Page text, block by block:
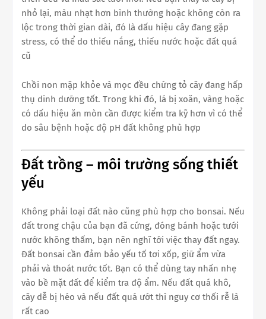
nhỏ lại, màu nhạt hơn bình thường hoặc không còn ra
lộc trong thời gian dài, đó là dấu hiệu cây đang gặp
stress, có thể do thiếu nắng, thiếu nước hoặc đất quá
cũ
Chồi non mập khỏe và mọc đều chứng tỏ cây đang hấp
thụ dinh dưỡng tốt. Trong khi đó, lá bị xoăn, vàng hoặc
có dấu hiệu ăn mòn cần được kiểm tra kỹ hơn vì có thể
do sâu bệnh hoặc độ pH đất không phù hợp
Đất trồng – môi trường sống thiết
yếu
Không phải loại đất nào cũng phù hợp cho bonsai. Nếu
đất trong chậu của bạn đã cứng, đóng bánh hoặc tưới
nước không thấm, bạn nên nghĩ tới việc thay đất ngay.
Đất bonsai cần đảm bảo yếu tố tơi xốp, giữ ẩm vừa
phải và thoát nước tốt. Bạn có thể dùng tay nhấn nhẹ
vào bề mặt đất để kiểm tra độ ẩm. Nếu đất quá khô,
cây dễ bị héo và nếu đất quá ướt thì nguy cơ thối rễ là
rất cao